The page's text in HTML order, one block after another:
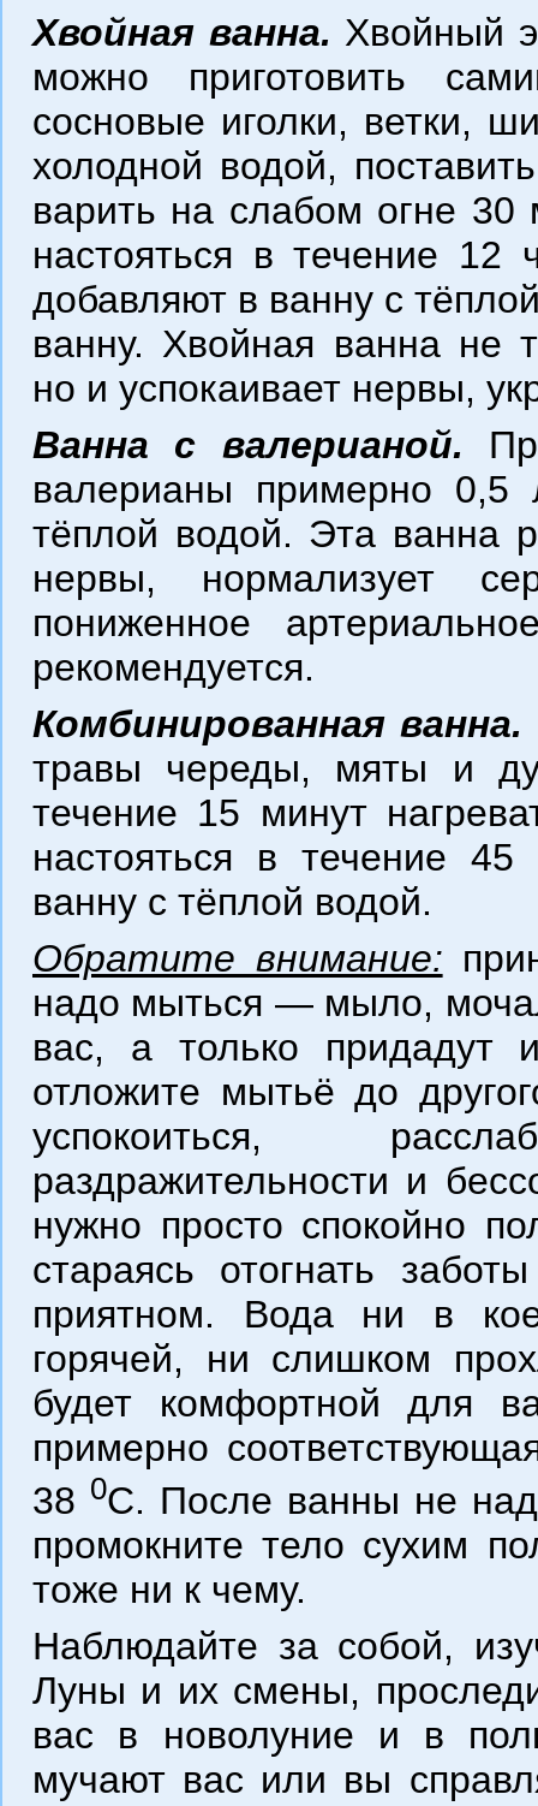
Хвойная ванна. Хвойный
можно приготовить
сосновые иголки, ветки,
холодной водой,
варить на слабом огне 30
настояться в течение 12
добавляют в ванну с
ванну. Хвойная ванна не
но и успокаивает нервы,
Ванна с валерианой.
валерианы примерно
тёплой водой. Эта ванна
нервы, нормализует
пониженное
рекомендуется.
Комбинированная ванна.
травы череды, мяты и
течение 15 минут
настояться в течение
ванну с тёплой водой.
Обратите внимание:
надо мыться — мыло,
вас, а только придадут
отложите мытьё до
успокоиться,
раздражительности и
нужно просто спокойно
стараясь отогнать
приятном. Вода ни в
горячей, ни слишком
будет комфортной для
примерно
38 0С. После ванны не
промокните тело сухим
тоже ни к чему.
Наблюдайте за собой,
Луны и их смены,
вас в новолуние и в
мучают вас или вы